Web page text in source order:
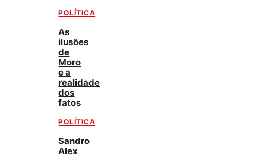
POLÍTICA
As
ilusões
de
Moro
e a
realidade
dos
fatos
POLÍTICA
Sandro
Alex